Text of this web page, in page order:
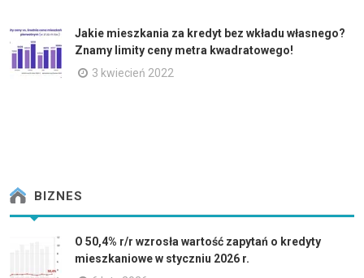
Jakie mieszkania za kredyt bez wkładu własnego?
Znamy limity ceny metra kwadratowego!
3 kwiecień 2022
BIZNES
O 50,4% r/r wzrosła wartość zapytań o kredyty
mieszkaniowe w styczniu 2026 r.